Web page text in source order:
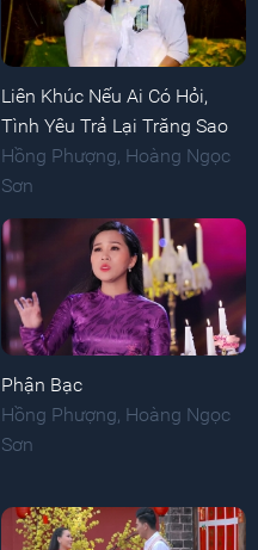
Liên Khúc Nếu Ai Có Hỏi,
Tình Yêu Trả Lại Trăng Sao
Hồng Phượng Hoàng Ngọc
Sơn
Phận Bạc
Hồng Phượng, Hoàng Ngọc
Sơn